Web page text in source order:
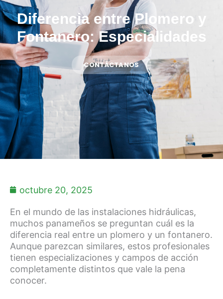
Diferencia entre Plomero y
Fontanero: Especialidades
CONTÁCTANOS
octubre 20, 2025
En el mundo de las instalaciones hidráulicas,
muchos panameños se preguntan cuál es la
diferencia real entre un plomero y un fontanero.
Aunque parezcan similares, estos profesionales
tienen especializaciones y campos de acción
completamente distintos que vale la pena
conocer.